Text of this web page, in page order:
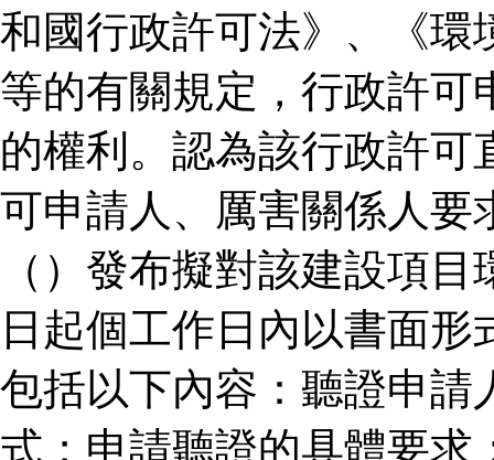
和國行政許可法》、《環
等的有關規定，行政許可
的權利。認為該行政許
可申請人、厲害關係人要
（）發布擬對該建設項
日起個工作日內以書面
包括以下內容：聽證申請
式；申請聽證的具體要求